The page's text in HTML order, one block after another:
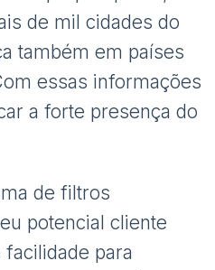
de mil cidades do
também em países
essas informações
a forte presença do
de filtros
potencial cliente
para